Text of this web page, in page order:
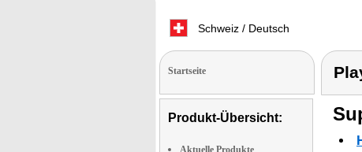
Schweiz / Deutsch
Startseite
Produkt-Übersicht:
Aktuelle Produkte